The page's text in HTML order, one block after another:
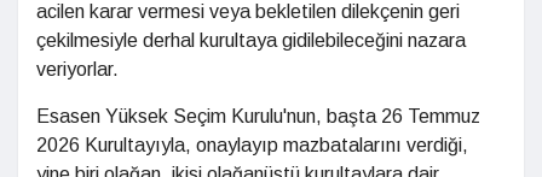
acilen karar vermesi veya bekletilen dilekçenin geri
çekilmesiyle derhal kurultaya gidilebileceğini nazara
veriyorlar.
Esasen Yüksek Seçim Kurulu'nun, başta 26 Temmuz
2026 Kurultayıyla, onaylayıp mazbatalarını verdiği,